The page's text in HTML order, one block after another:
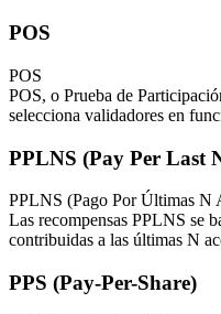
POS
POS
POS, o Prueba de
selecciona validadores en
PPLNS (Pay Per Last
PPLNS (Pago Por Últimas N
Las recompensas PPLNS se
contribuidas a las últimas N
PPS (Pay-Per-Share)